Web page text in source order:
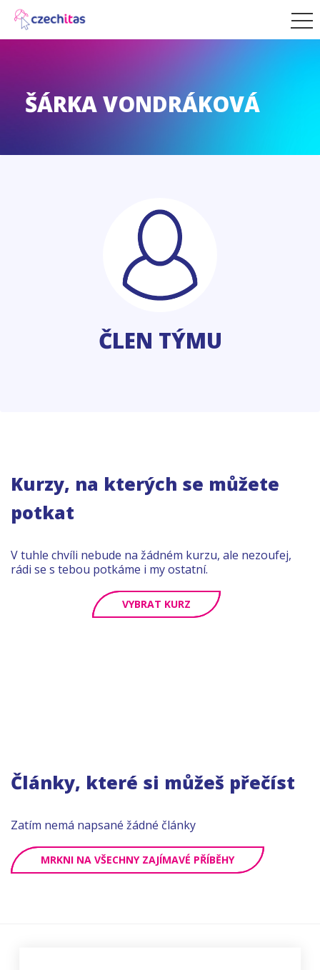
ŠÁRKA VONDRÁKOVÁ
ČLEN TÝMU
Kurzy, na kterých se můžete
potkat
V tuhle chvíli nebude na žádném kurzu, ale nezoufej,
rádi se s tebou potkáme i my ostatní.
VYBRAT KURZ
Články, které si můžeš přečíst
Zatím nemá napsané žádné články
MRKNI NA VŠECHNY ZAJÍMAVÉ PŘÍBĚHY